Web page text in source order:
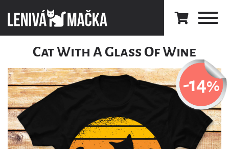
Cat With A Glass Of Wine
-14%